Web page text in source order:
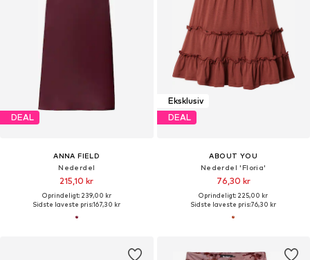
DEAL
ANNA FIELD
Nederdel
215,10 kr
Oprindeligt: 239,00 kr
Sidste laveste pris:167,30 kr
Eksklusiv
DEAL
ABOUT YOU
Nederdel 'Floria'
76,30 kr
Oprindeligt: 225,00 kr
Sidste laveste pris:76,30 kr